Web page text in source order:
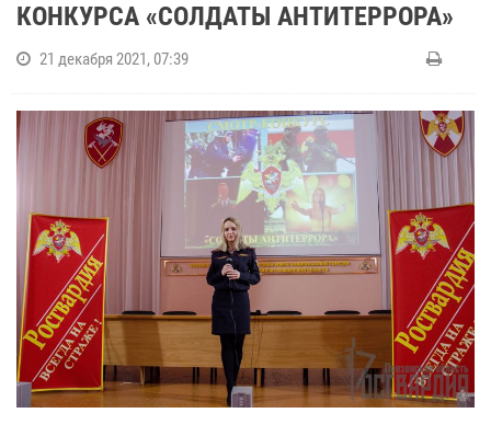
КОНКУРСА «СОЛДАТЫ АНТИТЕРРОРА»
21 декабря 2021, 07:39